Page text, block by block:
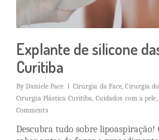
Explante de silicone
Curitiba
By Daniele Pace Cirurgia da Face ,Cirurgia
Cirurgia Plástica Curitiba Cuidados com a pele
Comments
Descubra tudo sobre lipoaspiração!